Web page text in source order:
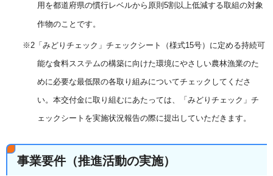
用を都道府県の慣行レベルから原則5割以上低減する取組の対象
作物のことです。
※2「みどりチェック」チェックシート（様式15号）に定める持続可
能な食料スステムの構築に向けた環境にやさしい農林漁業のた
めに必要な最低限の各取り組みについてチェックしてくださ
い。本交付金に取り組むにあたっては、「みどりチェック」チ
ェックシートを実施状況報告の際に提出していただきます。
事業要件（推進活動の実施）